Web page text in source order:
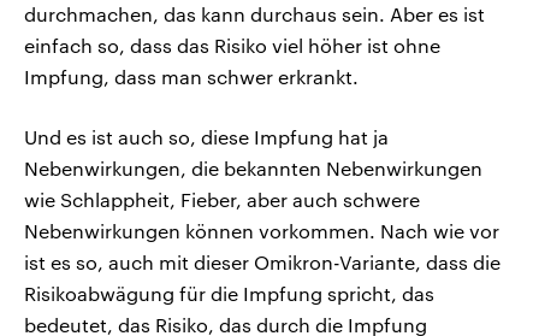
durchmachen, das kann durchaus sein. Aber es ist
einfach so, dass das Risiko viel höher ist ohne
Impfung, dass man schwer erkrankt.
Und es ist auch so, diese Impfung hat ja
Nebenwirkungen, die bekannten Nebenwirkungen
wie Schlappheit, Fieber, aber auch schwere
Nebenwirkungen können vorkommen. Nach wie vor
ist es so, auch mit dieser Omikron-Variante, dass die
Risikoabwägung für die Impfung spricht, das
bedeutet, das Risiko, das durch die Impfung